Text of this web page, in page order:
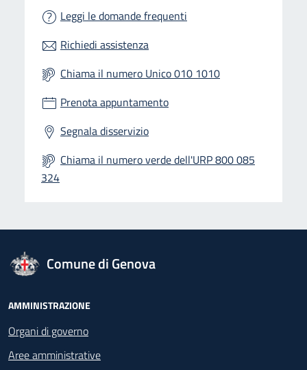
Leggi le domande frequenti
Richiedi assistenza
Chiama il numero Unico 010 1010
Prenota appuntamento
Segnala disservizio
Chiama il numero verde dell'URP 800 085
324
logo Unione Europea
Comune di Genova
Footer - Navigazione
AMMINISTRAZIONE
Organi di governo
Aree amministrative